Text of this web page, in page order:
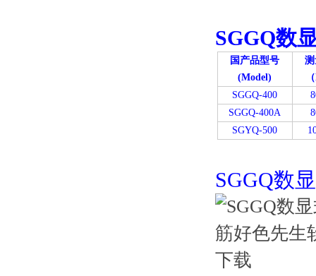
SGGQ数
国产品型号
(Model)
SGGQ-400
SGGQ-400A
SGYQ-500
SGGQ数